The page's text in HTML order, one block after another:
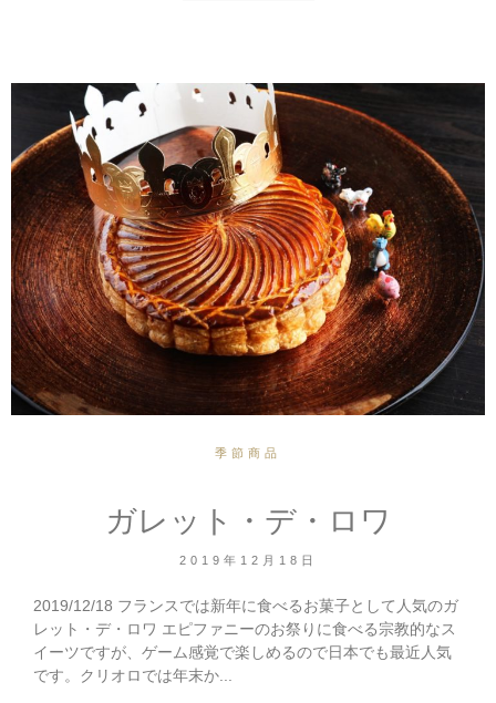
季節商品
ガレット・デ・ロワ
2019年12月18日
2019/12/18 フランスでは新年に食べるお菓子として人気のガ
レット・デ・ロワ エピファニーのお祭りに食べる宗教的なス
イーツですが、ゲーム感覚で楽しめるので日本でも最近人気
です。クリオロでは年末か...